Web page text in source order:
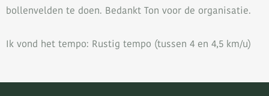
bollenvelden te doen. Bedankt Ton voor de organisatie.
Ik vond het tempo: Rustig tempo (tussen 4 en 4,5 km/u)